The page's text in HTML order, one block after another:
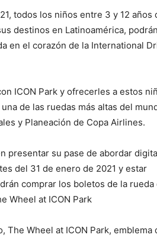
todos los niños entre 3 y 12 años
destinos en Latinoamérica,
en el corazón de la International
ICON Park y ofrecerles a estos
de las ruedas más altas del
y Planeación de Copa Airlines.
presentar su pase de abordar
del 31 de enero de 2021 y estar
comprar los boletos de la rueda
Wheel at ICON Park
The Wheel at ICON Park, emblema